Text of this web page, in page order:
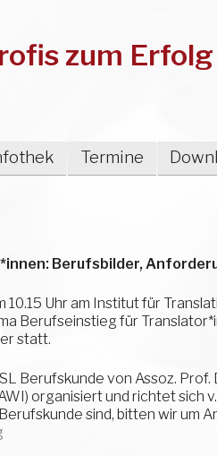
zum Erfolg
Termine
Berufsbilder,
10.15 Uhr am Institut für
Berufseinstieg für
statt.
Berufskunde von Assoz.
organisiert und richtet sich
sind, bitten wir um